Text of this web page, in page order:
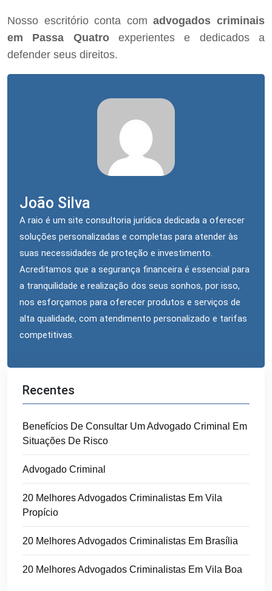
Nosso escritório conta comadvogados criminais
em Passa Quatroexperientes e dedicados a
defender seus direitos.
João Silva
A raio é um site consultoria jurídica dedicada a oferecer
soluções personalizadas e completas para atender às
suas necessidades de proteção e investimento.
Acreditamos que a segurança financeira é essencial para
a tranquilidade e realização dos seus sonhos, por isso,
nos esforçamos para oferecer produtos e serviços de
alta qualidade, com atendimento personalizado e tarifas
competitivas.
Recentes
Benefícios De Consultar Um Advogado Criminal Em
Situações De Risco
Advogado Criminal
20 Melhores Advogados Criminalistas Em Vila
Propício
20 Melhores Advogados Criminalistas Em Brasília
20 Melhores Advogados Criminalistas Em Vila Boa